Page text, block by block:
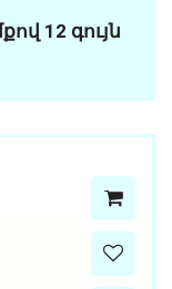
12 գույն